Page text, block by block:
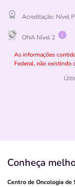
Acreditação: Nível
ONA Nível 2
As informações
Federal, não
Conheça
Centro de Oncologia de